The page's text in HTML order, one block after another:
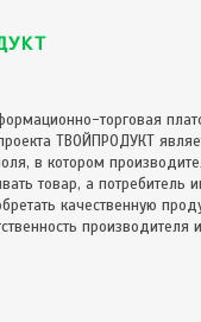
торговая
ТВОЙПРОДУКТ
в котором
товар, а
качественную
производителя